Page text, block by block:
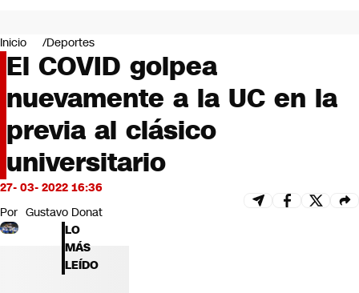
Negocios
Deportes
Programas completos
Cultura
Servicios
Bits
CNN tiempo
Futuro 360
Inicio Deportes
El COVID golpea
nuevamente a la UC en la
previa al clásico
universitario
27- 03- 2022 16:36
Por Gustavo Donat
LO
MÁS
LEÍDO